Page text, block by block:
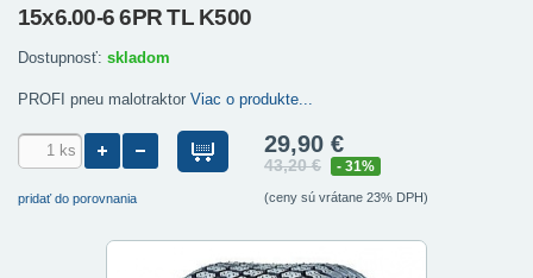
15x6.00-6 6PR TL K500
Dostupnosť: skladom
PROFI pneu malotraktor Viac o produkte...
pridať do porovnania
29,90 €
43,20 € - 31%
(ceny sú vrátane 23% DPH)